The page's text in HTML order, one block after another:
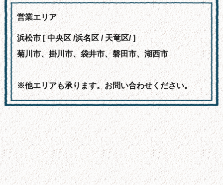
営業エリア
浜松市 [ 中央区 /浜名区 / 天竜区/ ]
菊川市、掛川市、袋井市、磐田市、湖西市
※他エリアも承ります。お問い合わせください。